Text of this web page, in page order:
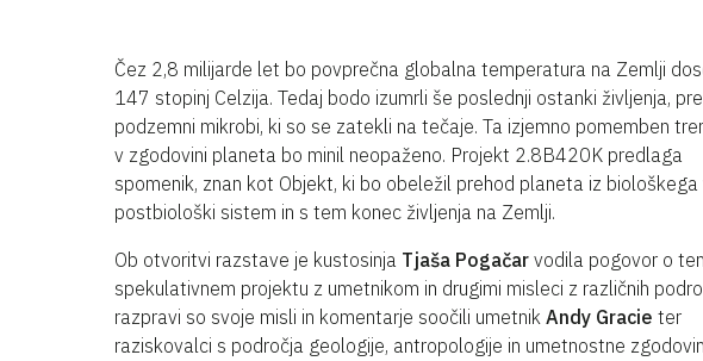
Čez 2,8 milijarde let bo povprečna globalna temperatura na Zemlji
147 stopinj Celzija. Tedaj bodo izumrli še poslednji ostanki življenja,
podzemni mikrobi, ki so se zatekli na tečaje. Ta izjemno pomemben
v zgodovini planeta bo minil neopaženo. Projekt 2.8B420K predlaga
spomenik, znan kot Objekt, ki bo obeležil prehod planeta iz biološkega
postbiološki sistem in s tem konec življenja na Zemlji.
Ob otvoritvi razstave je kustosinja Tjaša Pogačar vodila pogovor o
spekulativnem projektu z umetnikom in drugimi misleci z različnih
razpravi so svoje misli in komentarje soočili umetnik Andy Gracie ter
raziskovalci s področja geologije, antropologije in umetnostne